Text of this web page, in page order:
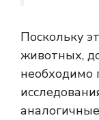
Поскольку
животных,
необходимо